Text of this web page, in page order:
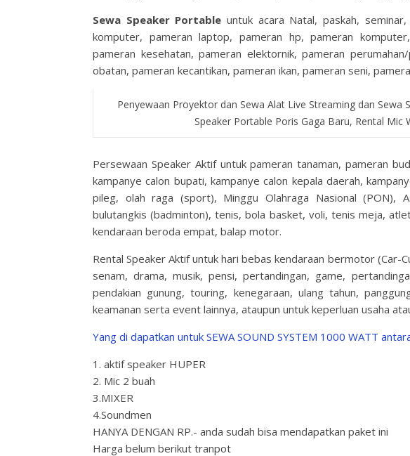
Sewa Speaker Portable untuk acara Natal, paskah,
komputer, pameran laptop, pameran hp, pameran
pameran kesehatan, pameran elektornik, pameran
obatan, pameran kecantikan, pameran ikan, pameran seni,
Penyewaan Proyektor dan Sewa Alat Live Streaming dan Sewa
Speaker Portable Poris Gaga Baru, Rental Mic
Persewaan Speaker Aktif untuk pameran tanaman, pameran
kampanye calon bupati, kampanye calon kepala daerah,
pileg, olah raga (sport), Minggu Olahraga Nasional (PON),
bulutangkis (badminton), tenis, bola basket, voli, tenis meja,
kendaraan beroda empat, balap motor.
Rental Speaker Aktif untuk hari bebas kendaraan bermotor (Car-
senam, drama, musik, pensi, pertandingan, game,
pendakian gunung, touring, kenegaraan, ulang tahun,
keamanan serta event lainnya, ataupun untuk keperluan usaha
Yang di dapatkan untuk SEWA SOUND SYSTEM 1000 WATT
1. aktif speaker HUPER
2. Mic 2 buah
3.MIXER
4.Soundmen
HANYA DENGAN RP.- anda sudah bisa mendapatkan paket ini
Harga belum berikut tranpot